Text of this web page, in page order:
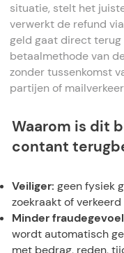
situatie, stelt het
verwerkt de refund
geld gaat direct terug
betaalmethode van
zonder tussenkomst
partijen of
Waarom is dit
contant
Veiliger: geen fysiek
zoekraakt of
Minder
wordt automatisch
met bedrag, reden,